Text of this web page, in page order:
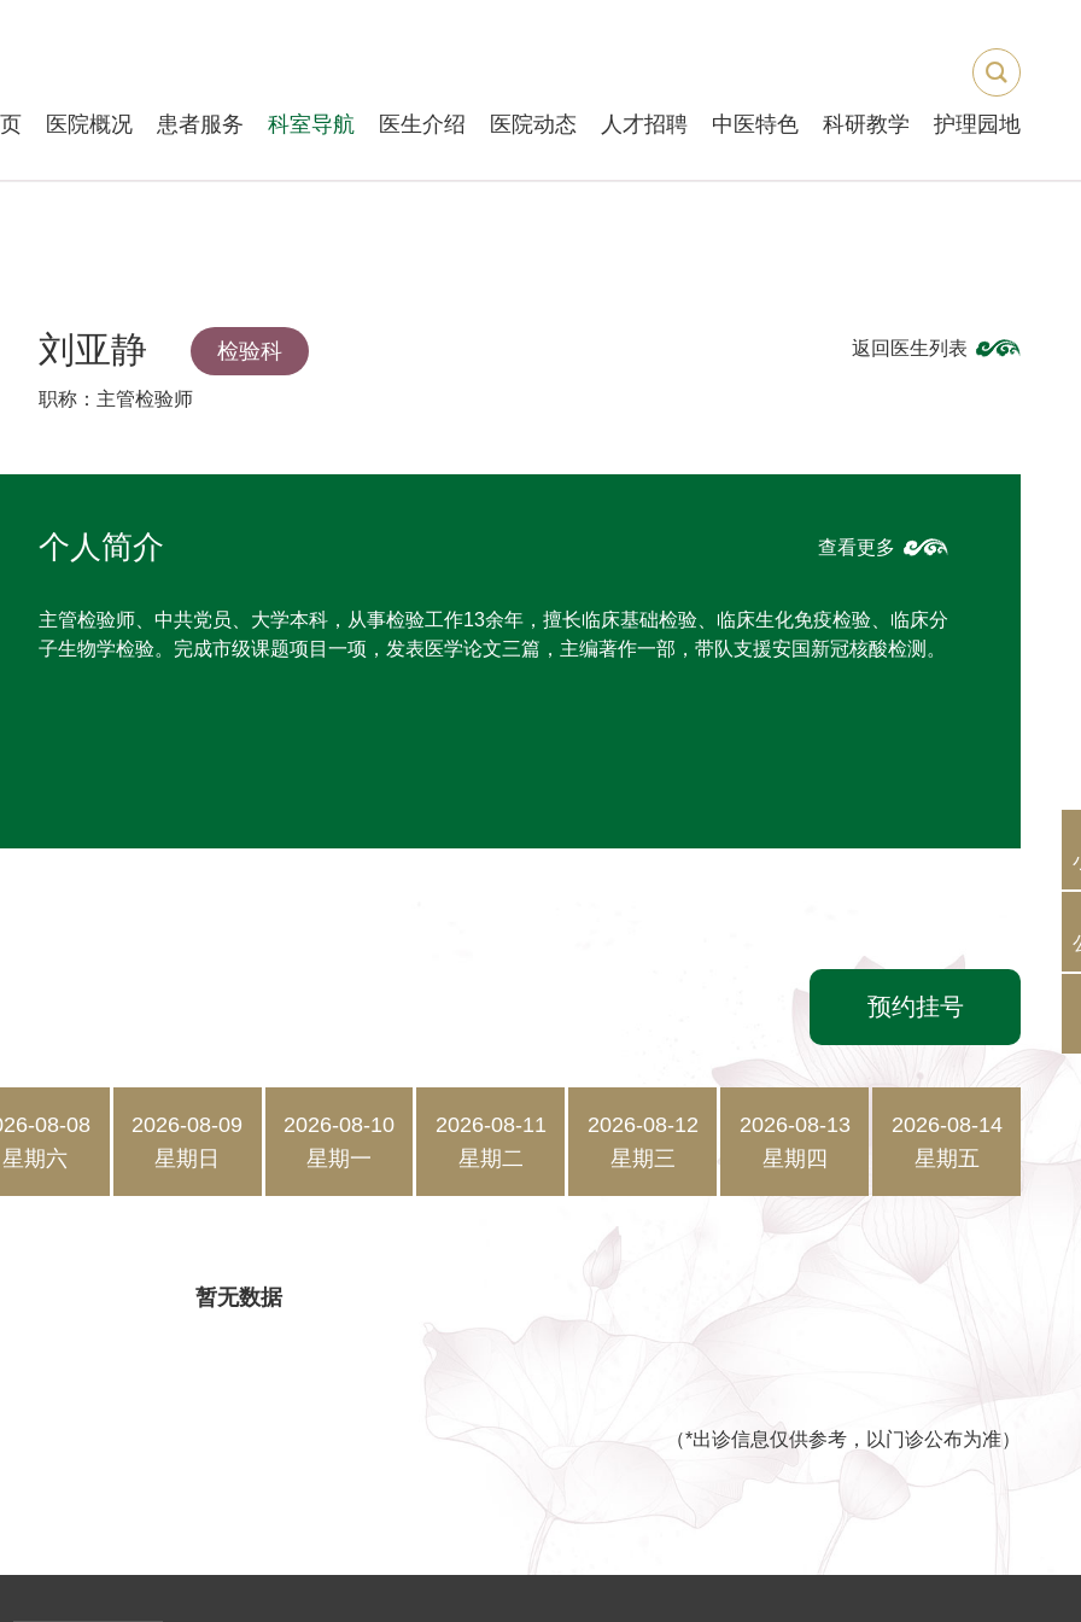
医院概况 患者服务 科室导航 医生介绍 医院动态 人才招聘 中医特色 科研教学 护理园地
刘亚静 检验科
职称：主管检验师
返回医生列表
个人简介 查看更多
主管检验师、中共党员、大学本科，从事检验工作13余年，擅长临床基础检验、临床生化免疫检验、临床分
子生物学检验。完成市级课题项目一项，发表医学论文三篇，主编著作一部，带队支援安国新冠核酸检测。
预约挂号
08-08
星期六
2026-08-09
星期日
2026-08-10
星期一
2026-08-11
星期二
2026-08-12
星期三
2026-08-13
星期四
2026-08-14
星期五
暂无数据
（*出诊信息仅供参考，以门诊公布为准）